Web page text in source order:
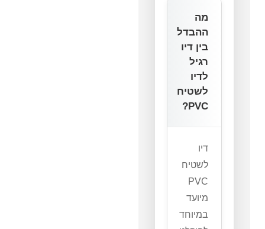
מה
ההבדל
בין דיו
רגיל
לדיו
לשטיח
PVC?
דיו
לשטיח
PVC
מיועד
במיוחד